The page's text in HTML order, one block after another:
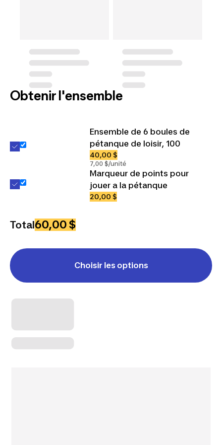
Obtenir l'ensemble
Ensemble de 6 boules de
pétanque de loisir, 100
40,00 $
7,00 $/unité
Marqueur de points pour
jouer a la pétanque
20,00 $
Total60,00 $
Choisir les options